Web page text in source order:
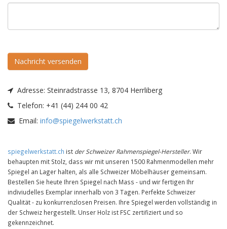
Nachricht versenden
Adresse: Steinradstrasse 13, 8704 Herrliberg
Telefon: +41 (44) 244 00 42
Email: info@spiegelwerkstatt.ch
spiegelwerkstatt.ch ist der Schweizer Rahmenspiegel-Hersteller. Wir
behaupten mit Stolz, dass wir mit unseren 1500 Rahmenmodellen mehr
Spiegel an Lager halten, als alle Schweizer Möbelhäuser gemeinsam.
Bestellen Sie heute Ihren Spiegel nach Mass - und wir fertigen Ihr
indiviudelles Exemplar innerhalb von 3 Tagen. Perfekte Schweizer
Qualität - zu konkurrenzlosen Preisen. Ihre Spiegel werden vollständig in
der Schweiz hergestellt. Unser Holz ist FSC zertifiziert und so
gekennzeichnet.